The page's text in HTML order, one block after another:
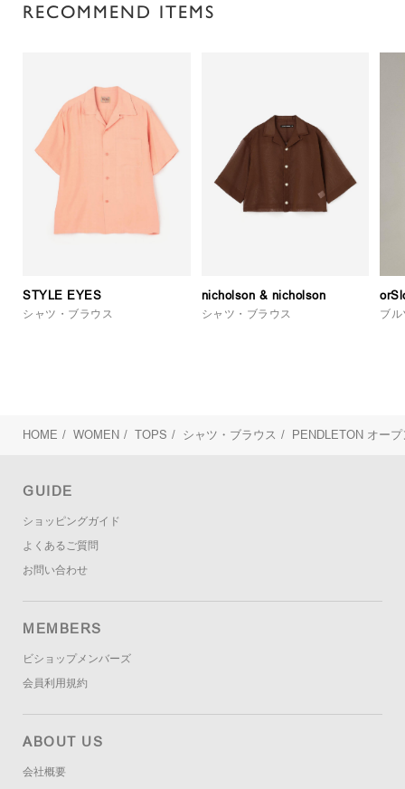
RECOMMEND ITEMS
STYLE EYES
シャツ・ブラウス
nicholson & nicholson
シャツ・ブラウス ブ
HOME / WOMEN / TOPS / シャツ・ブラウス / PENDLETON オー
GUIDE
ショッピングガイド
よくあるご質問
お問い合わせ
MEMBERS
ビショップメンバーズ
会員利用規約
ABOUT US
会社概要